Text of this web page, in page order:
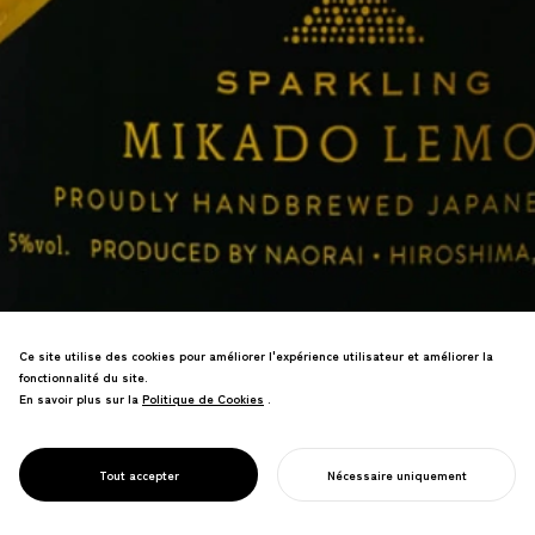
PROJECT
MIKADO CITRON
texture de l'écorce de citron. Lauréat du
Grand Prix du Hiroshima Design Award.
Ce site utilise des cookies pour améliorer l'expérience utilisateur et améliorer la
fonctionnalité du site.
En savoir plus sur la Politique de Cookies
Politique de Cookies .
Tout accepter Nécessaire uniquement